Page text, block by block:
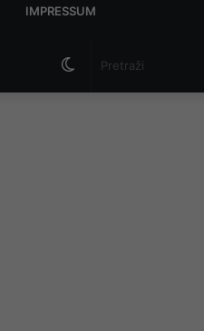
IMPRESSUM
Switch